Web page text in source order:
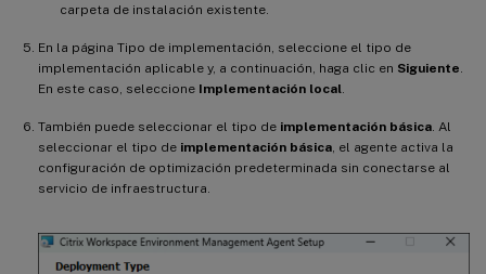
carpeta de instalación existente.
En la página Tipo de implementación, seleccione el tipo de
implementación aplicable y, a continuación, haga clic en Siguiente
En este caso, seleccione Implementación local
También puede seleccionar el tipo de implementación básica . Al
seleccionar el tipo de implementación básica , el agente activa la
configuración de optimización predeterminada sin conectarse al
servicio de infraestructura.